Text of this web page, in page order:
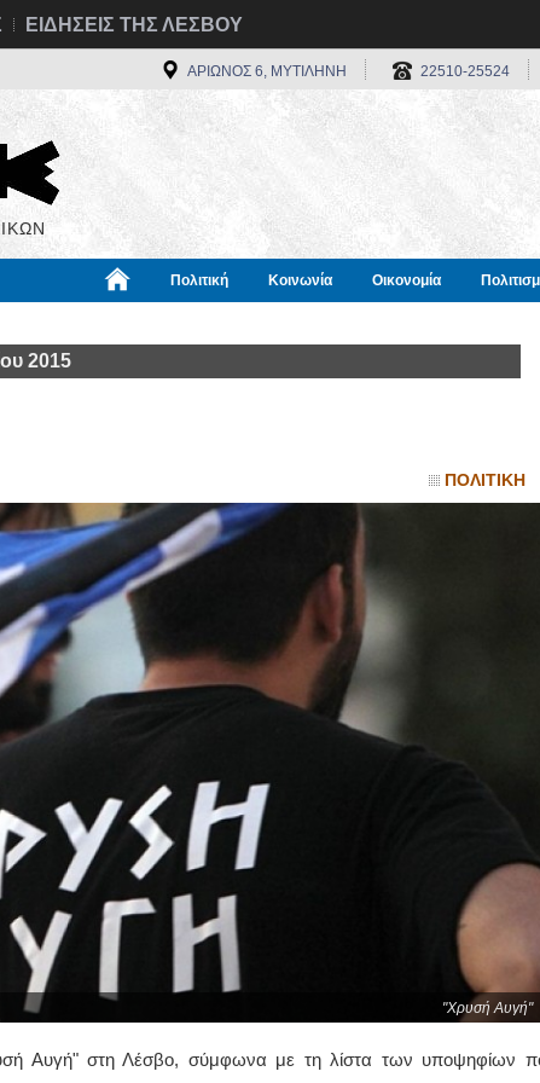
ΕΙΔΗΣΕΙΣ ΤΗΣ ΛΕΣΒΟΥ
ΑΡΙΩΝΟΣ 6, ΜΥΤΙΛΗΝΗ 22510-25524
Πολιτική Κοινωνία Οικονομία
2015
ΠΟΛΙΤΙΚΗ
"Χρυσή Αυγή"
Αυγή" στη Λέσβο, σύμφωνα με τη λίστα των υποψηφίων